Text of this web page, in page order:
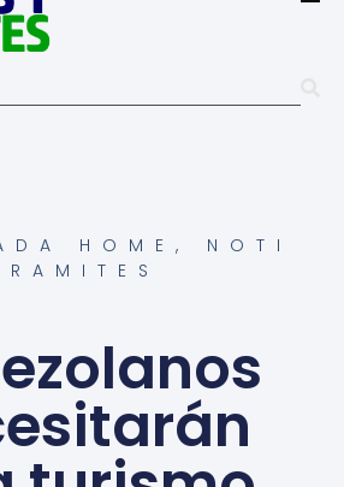
HOME , NOTI